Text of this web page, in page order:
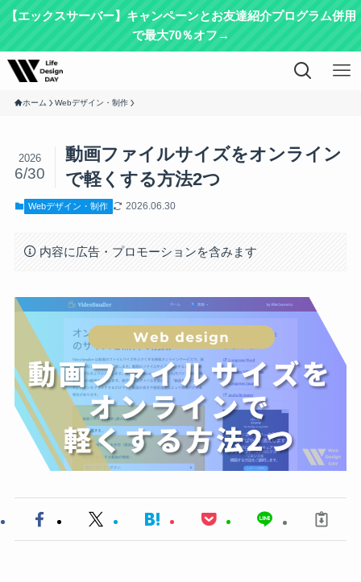
【エックスサーバー】キャンペーンとお友達紹介プログラム併用
で最大70％オフ→
ホーム Webデザイン・制作
動画ファイルサイズをオンライン
で軽くする方法2つ
2026
6/30
Webデザイン・制作 2026.06.30
内容に広告・プロモーションを含みます